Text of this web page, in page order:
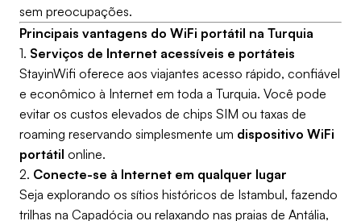
sem preocupações.
Principais vantagens do WiFi portátil na Turquia
1. Serviços de Internet acessíveis e portáteis
StayinWifi oferece aos viajantes acesso rápido, confiável
e econômico à Internet em toda a Turquia. Você pode
evitar os custos elevados de chips SIM ou taxas de
roaming reservando simplesmente um dispositivo WiFi
portátil online.
2. Conecte-se à Internet em qualquer lugar
Seja explorando os sítios históricos de Istambul, fazendo
trilhas na Capadócia ou relaxando nas praias de Antália,